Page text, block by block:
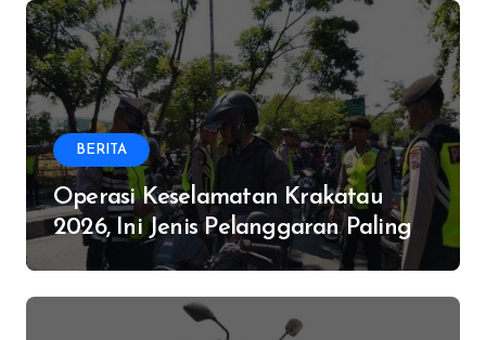
BERITA
Operasi Keselamatan Krakatau
2026, Ini Jenis Pelanggaran Paling
Banyak